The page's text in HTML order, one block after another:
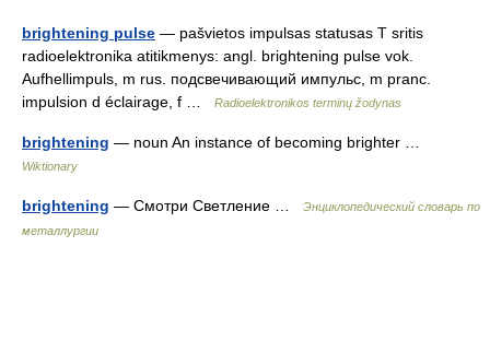
brightening pulse — pašvietos impulsas statusas T sritis
radioelektronika atitikmenys: angl. brightening pulse vok.
Aufhellimpuls, m rus. подсвечивающий импульс, m pranc.
impulsion d éclairage, f …
Radioelektronikos terminų žodynas
brightening — noun An instance of becoming brighter …
Wiktionary
brightening — Смотри Светление …
Энциклопедический словарь по
металлургии